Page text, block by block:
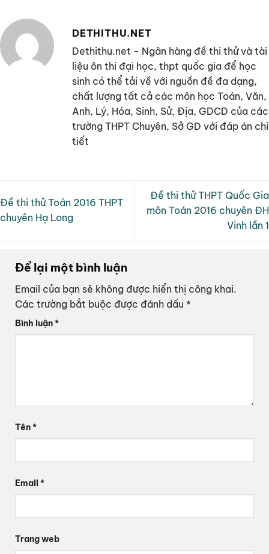
DETHITHU.NET
Dethithu.net - Ngân hàng đề thi thử và tài
liệu ôn thi đại học, thpt quốc gia để học
sinh có thể tải về với nguồn đề đa dạng,
chất lượng tất cả các môn học Toán, Văn,
Anh, Lý, Hóa, Sinh, Sử, Địa, GDCD của các
trường THPT Chuyên, Sở GD với đáp án chi
tiết
Đề thi thử Toán 2016 THPT
chuyên Hạ Long
Đề thi thử THPT Quốc Gia
môn Toán 2016 chuyên ĐH
Vinh lần 1
Để lại một bình luận
Email của bạn sẽ không được hiển thị công khai.
Các trường bắt buộc được đánh dấu *
Bình luận*
Tên*
Email *
Trang web